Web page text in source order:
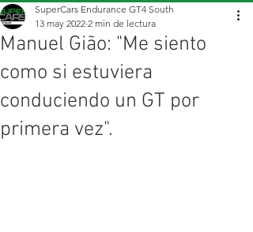
Manuel Gião: "Me siento
como si estuviera
conduciendo un GT por
primera vez".
SuperCars Endurance GT4 South
13 may 2022 2 min de lectura